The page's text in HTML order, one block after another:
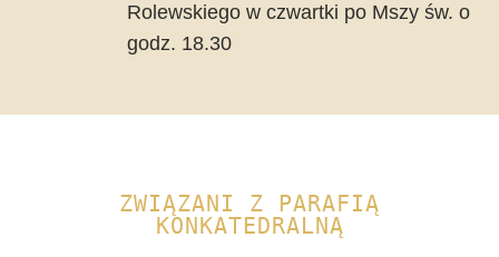
Rolewskiego w czwartki po Mszy św. o
godz. 18.30
ZWIĄZANI Z PARAFIĄ
KONKATEDRALNĄ